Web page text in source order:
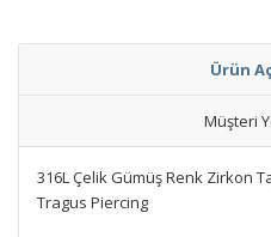
Ürün
Müşteri
316L Çelik Gümüş Renk Zirkon
Tragus Piercing